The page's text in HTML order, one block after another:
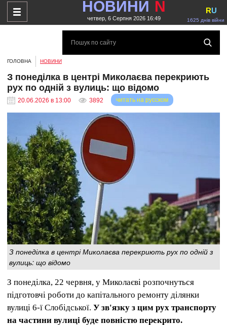
НОВИНИ N
четвер, 6 Серпня 2026 16:49 1625 днів війни
RU
ГОЛОВНА НОВИНИ
З понеділка в центрі Миколаєва перекриють
рух по одній з вулиць: що відомо
20.06.2026 в 13:00 3892 читать на русском
З понеділка в центрі Миколаєва перекриють рух по одній з
вулиць: що відомо
З понеділка, 22 червня, у Миколаєві розпочнуться
підготовчі роботи до капітального ремонту ділянки
вулиці 6-ї Слобідської. У зв'язку з цим рух транспорту
на частини вулиці буде повністю перекрито.